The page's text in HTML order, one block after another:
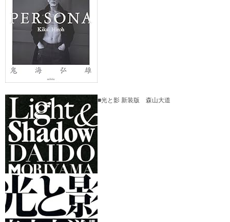
■光と影 新装版 森山大道